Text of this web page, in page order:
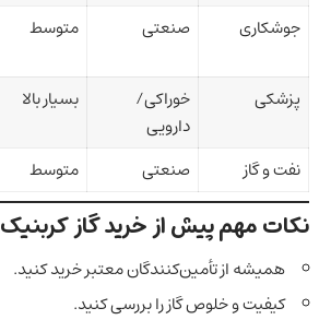
جوشکاری
صنعتی متوسط
پزشکی
خوراکی/
دارویی
بسیار بالا
نفت و گاز
صنعتی متوسط
نکات مهم پیش از خرید گاز کربنیک
همیشه از تأمین‌کنندگان معتبر خرید کنید.
کیفیت و خلوص گاز را بررسی کنید.